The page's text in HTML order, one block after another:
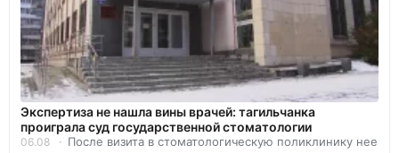
Экспертиза не нашла вины врачей: тагильчанка
проиграла суд государственной стоматологии
06.08
После визита в стоматологическую поликлинику нее